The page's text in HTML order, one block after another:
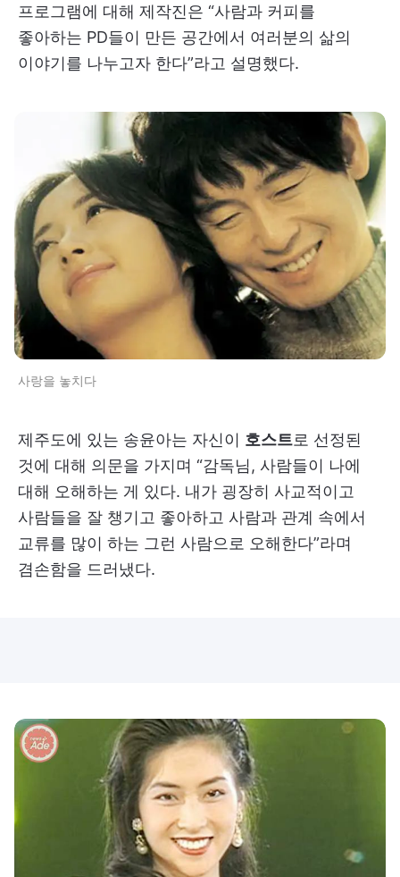
프로그램에 대해 제작진은 “사람과 커피를
좋아하는 PD들이 만든 공간에서 여러분의 삶의
이야기를 나누고자 한다”라고 설명했다.
사랑을 놓치다
제주도에 있는 송윤아는 자신이 호스트로 선정된
것에 대해 의문을 가지며 “감독님, 사람들이 나에
대해 오해하는 게 있다. 내가 굉장히 사교적이고
사람들을 잘 챙기고 좋아하고 사람과 관계 속에서
교류를 많이 하는 그런 사람으로 오해한다”라며
겸손함을 드러냈다.